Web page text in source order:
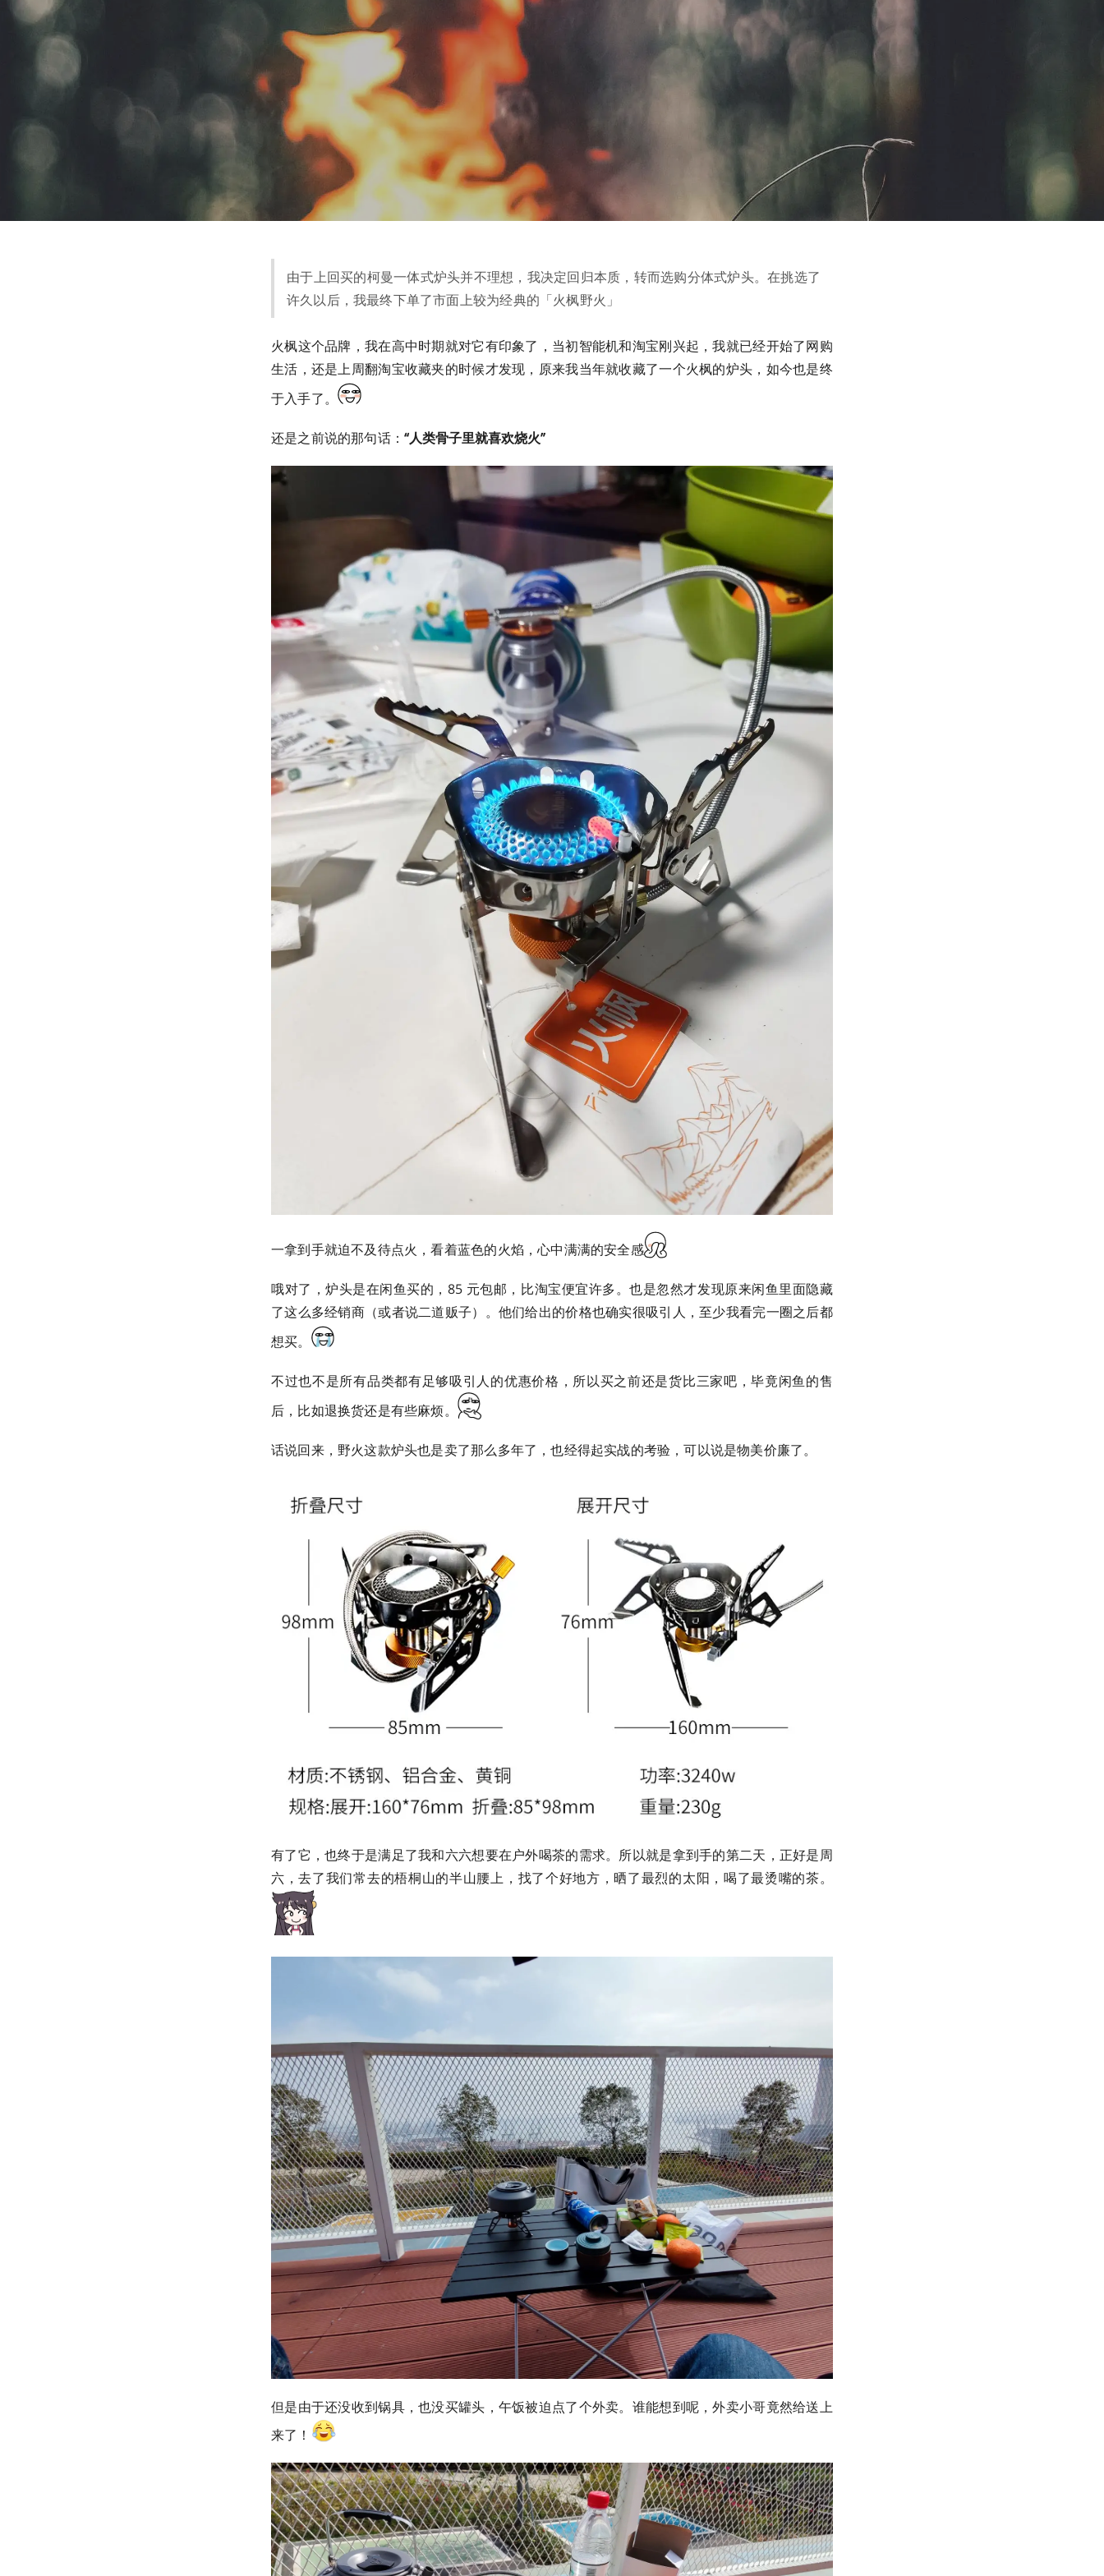
由于上回买的柯曼一体式炉头并不理想，我决定回归本质，转而选购分体式炉头。在挑选了
许久以后，我最终下单了市面上较为经典的「火枫野火」
火枫这个品牌，我在高中时期就对它有印象了，当初智能机和淘宝刚兴起，我就已经开始了网购
生活，还是上周翻淘宝收藏夹的时候才发现，原来我当年就收藏了一个火枫的炉头，如今也是终
于入手了。
还是之前说的那句话：“人类骨子里就喜欢烧火”
一拿到手就迫不及待点火，看着蓝色的火焰，心中满满的安全感
哦对了，炉头是在闲鱼买的，85 元包邮，比淘宝便宜许多。也是忽然才发现原来闲鱼里面隐藏
了这么多经销商（或者说二道贩子）。他们给出的价格也确实很吸引人，至少我看完一圈之后都
想买。
不过也不是所有品类都有足够吸引人的优惠价格，所以买之前还是货比三家吧，毕竟闲鱼的售
后，比如退换货还是有些麻烦。
话说回来，野火这款炉头也是卖了那么多年了，也经得起实战的考验，可以说是物美价廉了。
有了它，也终于是满足了我和六六想要在户外喝茶的需求。所以就是拿到手的第二天，正好是周
六，去了我们常去的梧桐山的半山腰上，找了个好地方，晒了最烈的太阳，喝了最烫嘴的茶。
但是由于还没收到锅具，也没买罐头，午饭被迫点了个外卖。谁能想到呢，外卖小哥竟然给送上
来了！